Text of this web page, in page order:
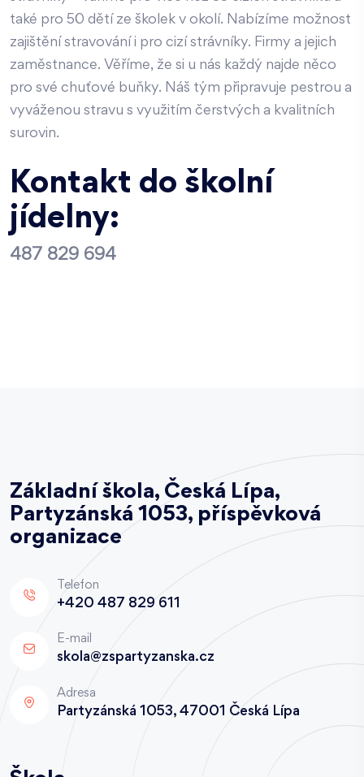
také pro 50 dětí ze školek v okolí. Nabízíme možnost
zajištění stravování i pro cizí strávníky. Firmy a jejich
zaměstnance. Věříme, že si u nás každý najde něco
pro své chuťové buňky. Náš tým připravuje pestrou a
vyváženou stravu s využitím čerstvých a kvalitních
surovin.
Kontakt do školní
jídelny:
487 829 694
Základní škola, Česká Lípa,
Partyzánská 1053, příspěvková
organizace
Telefon
+420 487 829 611
E-mail
skola@zspartyzanska.cz
Adresa
Partyzánská 1053, 47001 Česká Lípa